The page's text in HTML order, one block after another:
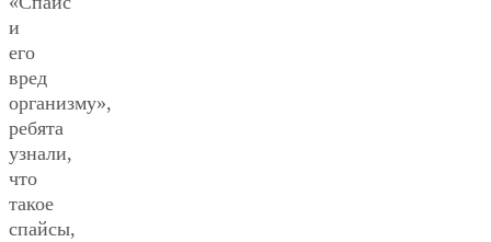
и
его
вред
организму»,
ребята
узнали,
что
такое
спайсы,